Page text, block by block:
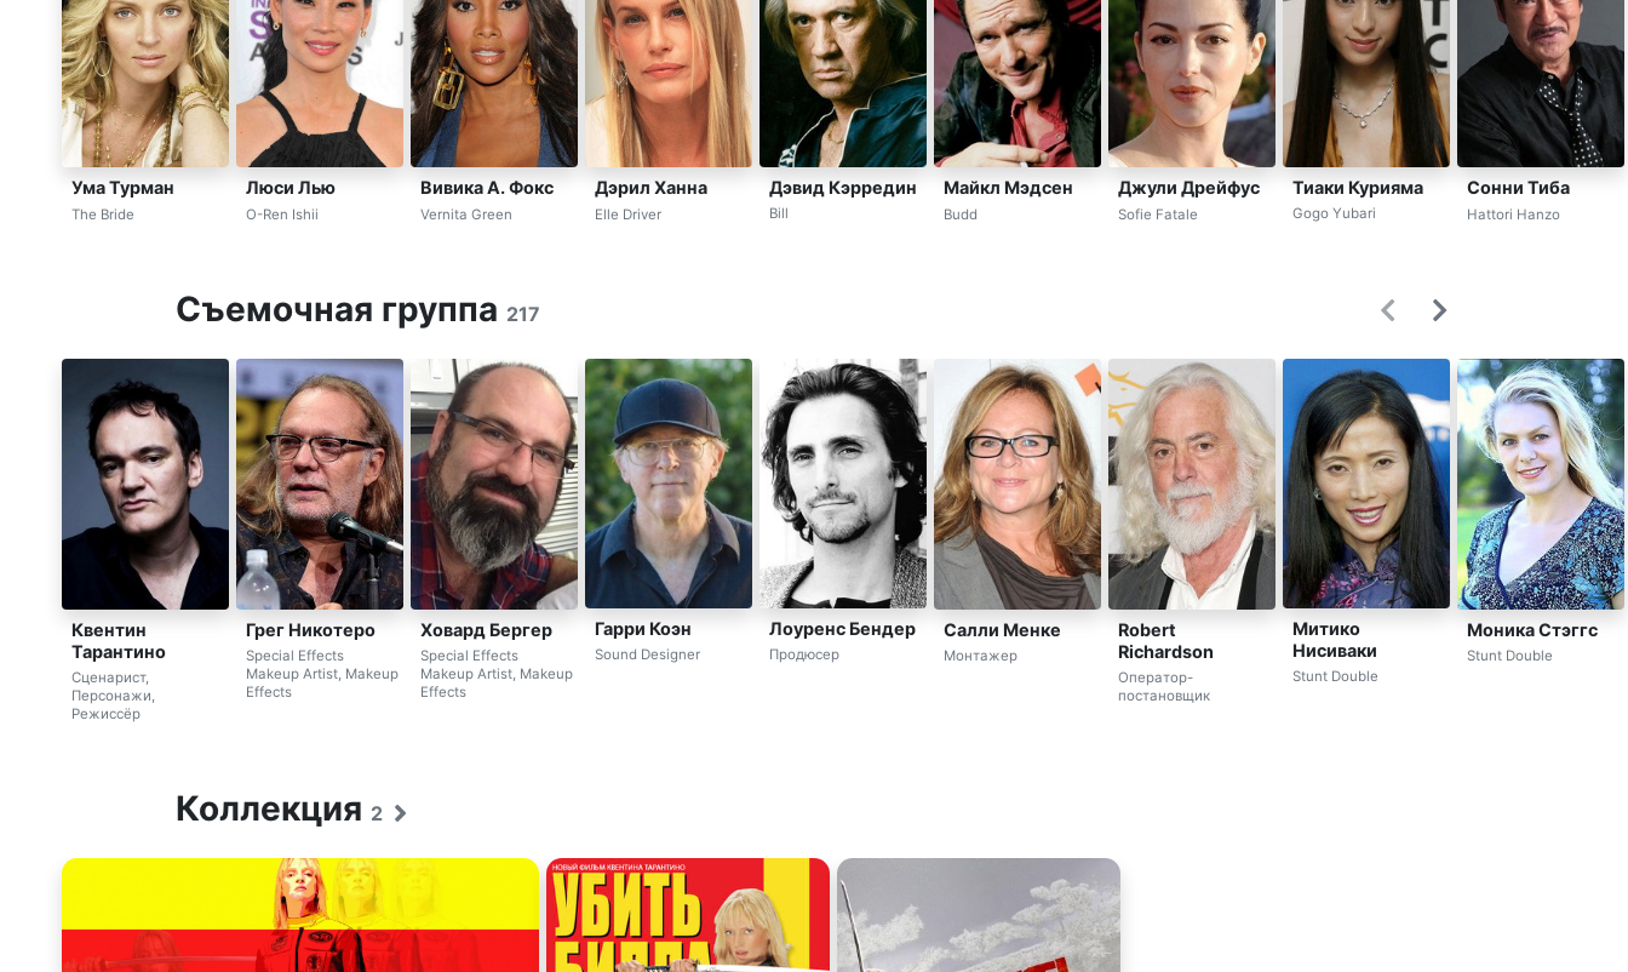
Ума Турман
The Bride
Люси Лью
O-Ren Ishii
Вивика А. Фокс
Vernita Green
Дэрил Ханна
Elle Driver
Дэвид Кэрредин
Bill
Майкл Мэдсен
Budd
Джули Дрейфус
Sofie Fatale
Тиаки Курияма
Gogo Yubari
Сонни Тиба
Hattori Hanzo
Съемочная группа 217
Квентин
Тарантино
Сценарист,
Персонажи,
Режиссёр
Грег Никотеро
Special Effects
Makeup Artist, Makeup
Effects
Ховард Бергер
Special Effects
Makeup Artist, Makeup
Effects
Гарри Коэн
Sound Designer
Лоуренс Бендер
Продюсер
Салли Менке
Монтажер
Robert
Richardson
Оператор-
постановщик
Митико
Нисиваки
Stunt Double
Моника Стэггс
Stunt Double
Коллекция 2